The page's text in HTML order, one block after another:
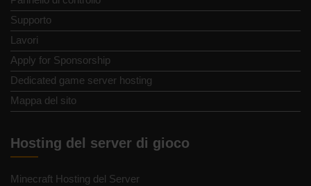
Supporto
Lavori
Apply for Sponsorship
Dedicated game server hosting
Mappa del sito
Hosting del server di gioco
Minecraft Hosting del Server